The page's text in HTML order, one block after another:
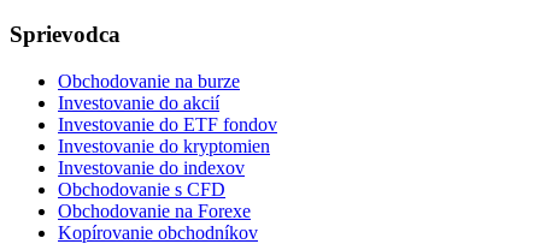
Sprievodca
Obchodovanie na burze
Investovanie do akcií
Investovanie do ETF fondov
Investovanie do kryptomien
Investovanie do indexov
Obchodovanie s CFD
Obchodovanie na Forexe
Kopírovanie obchodníkov